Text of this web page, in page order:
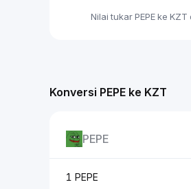
Nilai tukar PEPE ke
Konversi PEPE ke KZT
PEPE
1 PEPE